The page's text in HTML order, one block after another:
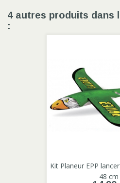
4 autres produits dans
:
Kit Planeur EPP
48 cm